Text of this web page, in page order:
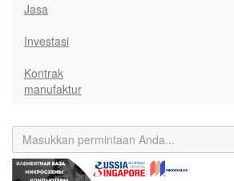
Jasa
Investasi
Kontrak
manufaktur
Previous